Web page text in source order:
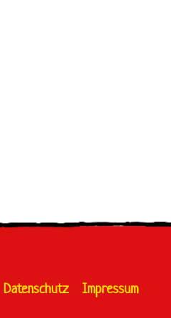
Datenschutz Impressum